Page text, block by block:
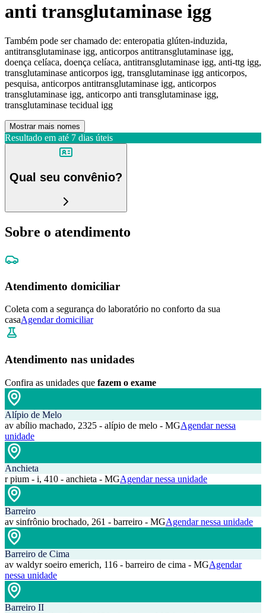
anti transglutaminase igg
Também pode ser chamado de: enteropatia glúten-induzida,
antitransglutaminase igg, anticorpos antitransglutaminase igg,
doença celíaca, doença celíaca, antitransglutaminase igg, anti-ttg igg,
transglutaminase anticorpos igg, transglutaminase igg anticorpos,
pesquisa, anticorpos antitransglutaminase igg, anticorpos
transglutaminase igg, anticorpo anti transglutaminase igg,
transglutaminase tecidual igg
Mostrar mais nomes
Resultado em até 7 dias úteis
Qual seu convênio?
Sobre o atendimento
Atendimento domiciliar
Coleta com a segurança do laboratório no conforto da sua
casaAgendar domiciliar
Atendimento nas unidades
Confira as unidades que fazem o exame
Alípio de Melo
av abílio machado, 2325 - alípio de melo - MGAgendar nessa
unidade
Anchieta
r pium - i, 410 - anchieta - MGAgendar nessa unidade
Barreiro
av sinfrônio brochado, 261 - barreiro - MGAgendar nessa unidade
Barreiro de Cima
av waldyr soeiro emerich, 116 - barreiro de cima - MGAgendar
nessa unidade
Barreiro II